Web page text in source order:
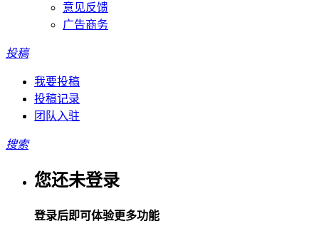
意见反馈
广告商务
投稿
我要投稿
投稿记录
团队入驻
搜索
您还未登录
登录后即可体验更多功能